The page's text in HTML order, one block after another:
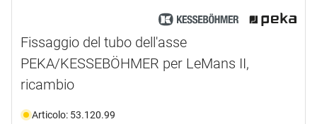
Fissaggio del tubo dell'asse
PEKA/KESSEBÖHMER per LeMans II,
ricambio
Articolo: 53.120.99